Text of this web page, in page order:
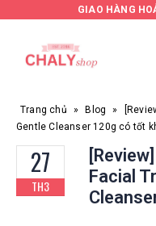
GIAO HÀNG
Trang chủ » Blog »
Gentle Cleanser 120g có tốt
27
TH3
Facial